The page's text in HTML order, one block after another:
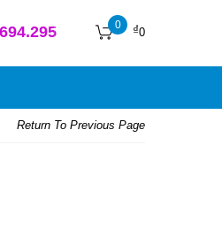
0
0
₫
Return To Previous Page